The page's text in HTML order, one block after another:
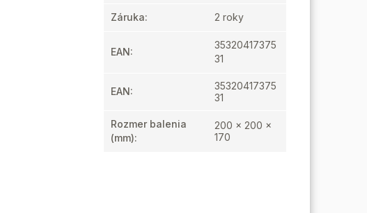
Záruka: 2 roky
EAN:
35320417375
31
EAN:
35320417375
31
Rozmer balenia
(mm):
200 x 200 x
170